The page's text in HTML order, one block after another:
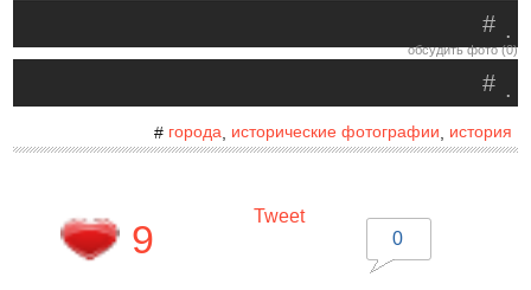
.
#
обсудить фото (0)
.
#
# города, исторические фотографии история
9
Tweet
0